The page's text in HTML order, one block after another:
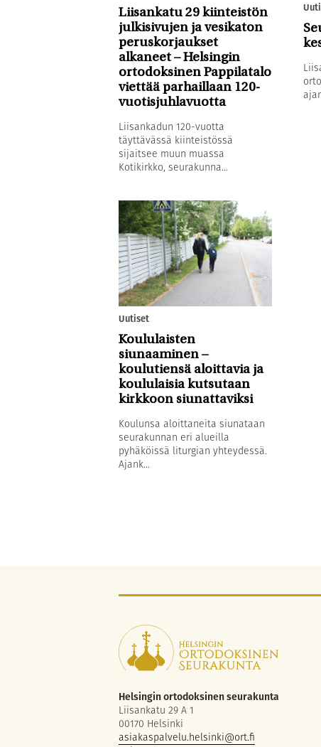
Liisankatu 29 kiinteistön
julkisivujen ja vesikaton
peruskorjaukset
alkaneet – Helsingin
ortodoksinen Pappilatalo
viettää parhaillaan 120-
vuotisjuhlavuotta
Liisankadun 120-vuotta
täyttävässä kiinteistössä
sijaitsee muun muassa
Kotikirkko, seurakunna...
Uutiset
Koululaisten
siunaaminen –
koulutiensä aloittavia ja
koululaisia kutsutaan
kirkkoon siunattaviksi
Koulunsa aloittaneita siunataan
seurakunnan eri alueilla
pyhäköissä liturgian yhteydessä.
Ajank...
Helsingin ortodoksinen seurakunta
Liisankatu 29 A 1
00170 Helsinki
asiakaspalvelu.helsinki@ort.fi